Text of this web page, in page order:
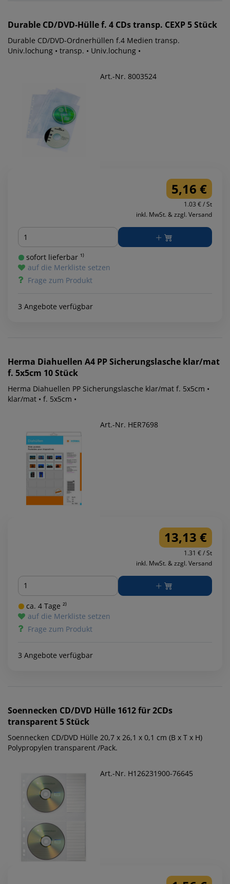
Durable CD/DVD-Hülle f. 4 CDs transp. CEXP 5 Stück
Durable CD/DVD-Ordnerhüllen f.4 Medien transp.
Univ.lochung • transp. • Univ.lochung •
Art.-Nr. 8003524
5,16 €
1.03 € / St
inkl. MwSt. & zzgl. Versand
Menge
sofort lieferbar ¹⁾
auf die Merkliste setzen
Frage zum Produkt
3 Angebote verfügbar
Herma Diahuellen A4 PP Sicherungslasche klar/mat
f. 5x5cm 10 Stück
Herma Diahuellen PP Sicherungslasche klar/mat f. 5x5cm •
klar/mat • f. 5x5cm •
Art.-Nr. HER7698
13,13 €
1.31 € / St
inkl. MwSt. & zzgl. Versand
Menge
ca. 4 Tage ²⁾
auf die Merkliste setzen
Frage zum Produkt
3 Angebote verfügbar
Soennecken CD/DVD Hülle 1612 für 2CDs
transparent 5 Stück
Soennecken CD/DVD Hülle 20,7 x 26,1 x 0,1 cm (B x T x H)
Polypropylen transparent /Pack.
Art.-Nr. H126231900-76645